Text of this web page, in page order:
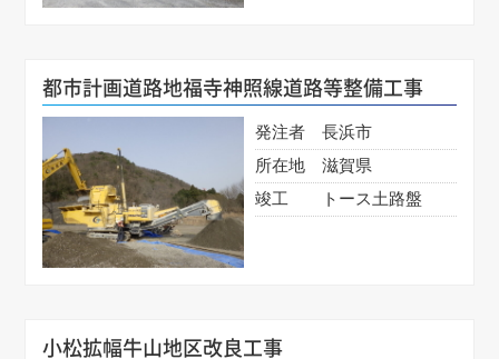
都市計画道路地福寺神照線道路等整備工事
発注者
長浜市
所在地
滋賀県
竣工
トース土路盤
小松拡幅牛山地区改良工事